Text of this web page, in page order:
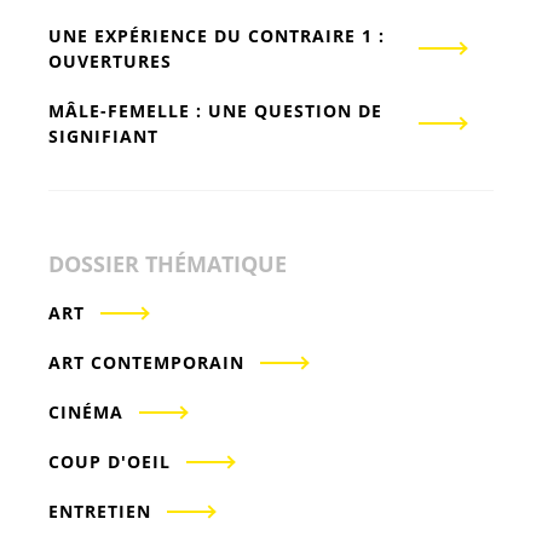
UNE EXPÉRIENCE DU CONTRAIRE 1 :
OUVERTURES
MÂLE-FEMELLE : UNE QUESTION DE
SIGNIFIANT
DOSSIER THÉMATIQUE
ART
ART CONTEMPORAIN
CINÉMA
COUP D'OEIL
ENTRETIEN